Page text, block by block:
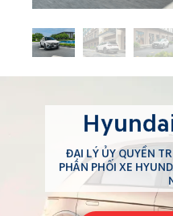
ĐẠI LÝ ỦY QUYỀN
PHÂN PHỐI XE